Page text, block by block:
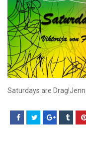
Saturdays are